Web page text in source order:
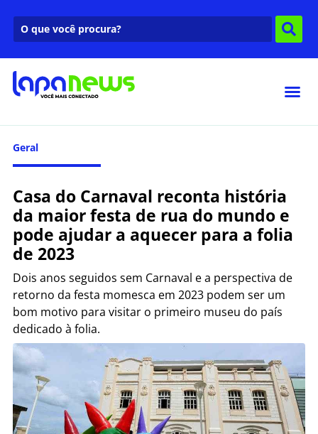
Geral
Casa do Carnaval reconta história
da maior festa de rua do mundo e
pode ajudar a aquecer para a folia
de 2023
Dois anos seguidos sem Carnaval e a perspectiva de
retorno da festa momesca em 2023 podem ser um
bom motivo para visitar o primeiro museu do país
dedicado à folia.